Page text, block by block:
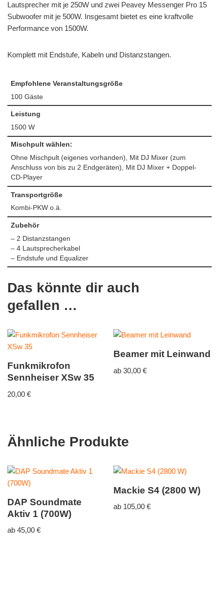
Lautsprecher mit je 250W und zwei Peavey Messenger Pro 15
Subwoofer mit je 500W. Insgesamt bietet es eine kraftvolle
Performance von 1500W.
Komplett mit Endstufe, Kabeln und Distanzstangen.
Empfohlene Veranstaltungsgröße
100 Gäste
Leistung
1500 W
Mischpult wählen:
Ohne Mischpult (eigenes vorhanden), Mit DJ Mixer (zum
Anschluss von bis zu 2 Endgeräten), Mit DJ Mixer + Doppel-
CD-Player
Transportgröße
Kombi-PKW o.ä.
Zubehör
– 2 Distanzstangen
– 4 Lautsprecherkabel
– Endstufe und Equalizer
Das könnte dir auch
gefallen …
Funkmikrofon
Sennheiser XSw 35
20,00 €
Beamer mit Leinwand
ab30,00€
Ähnliche Produkte
DAP Soundmate
Aktiv 1 (700W)
ab 45,00 €
Mackie S4 (2800 W)
ab 105,00€